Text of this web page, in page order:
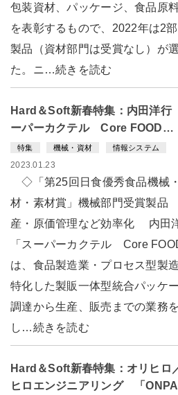
包装資材、パッケージ、食品原
を表彰するもので、2022年は2
製品（資材部門は受賞なし）が
た。ニ…続きを読む
Hard＆Soft新春特集：内田洋
ーパーカクテル Core FOOD…
特集 機械・資材 情報システム
2023.01.23
◇「第25回日食優秀食品機械
材・素材賞」機械部門受賞製
産・原価管理など効率化 内田
「スーパーカクテル Core
は、食品製造業・プロセス型製
特化した製販一体型統合パッケー
調達から生産、販売までの業務
し…続きを読む
Hard＆Soft新春特集：オリヒロ
ヒロエンジニアリング 「